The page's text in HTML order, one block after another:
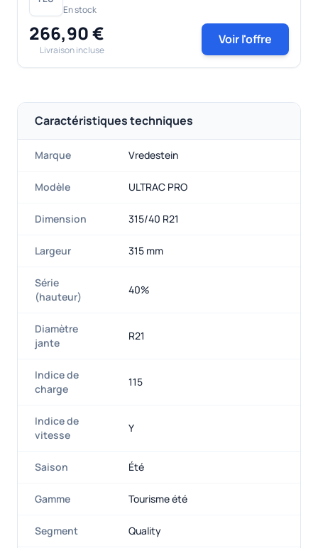
En stock
266,90 €
Livraison incluse
Voir l'offre
Caractéristiques techniques
Marque Vredestein
Modèle ULTRAC PRO
Dimension 315/40 R21
Largeur 315 mm
Série
(hauteur)
40%
Diamètre
jante
R21
Indice de
charge
115
Indice de
vitesse
Y
Saison Été
Gamme Tourisme été
Segment Quality